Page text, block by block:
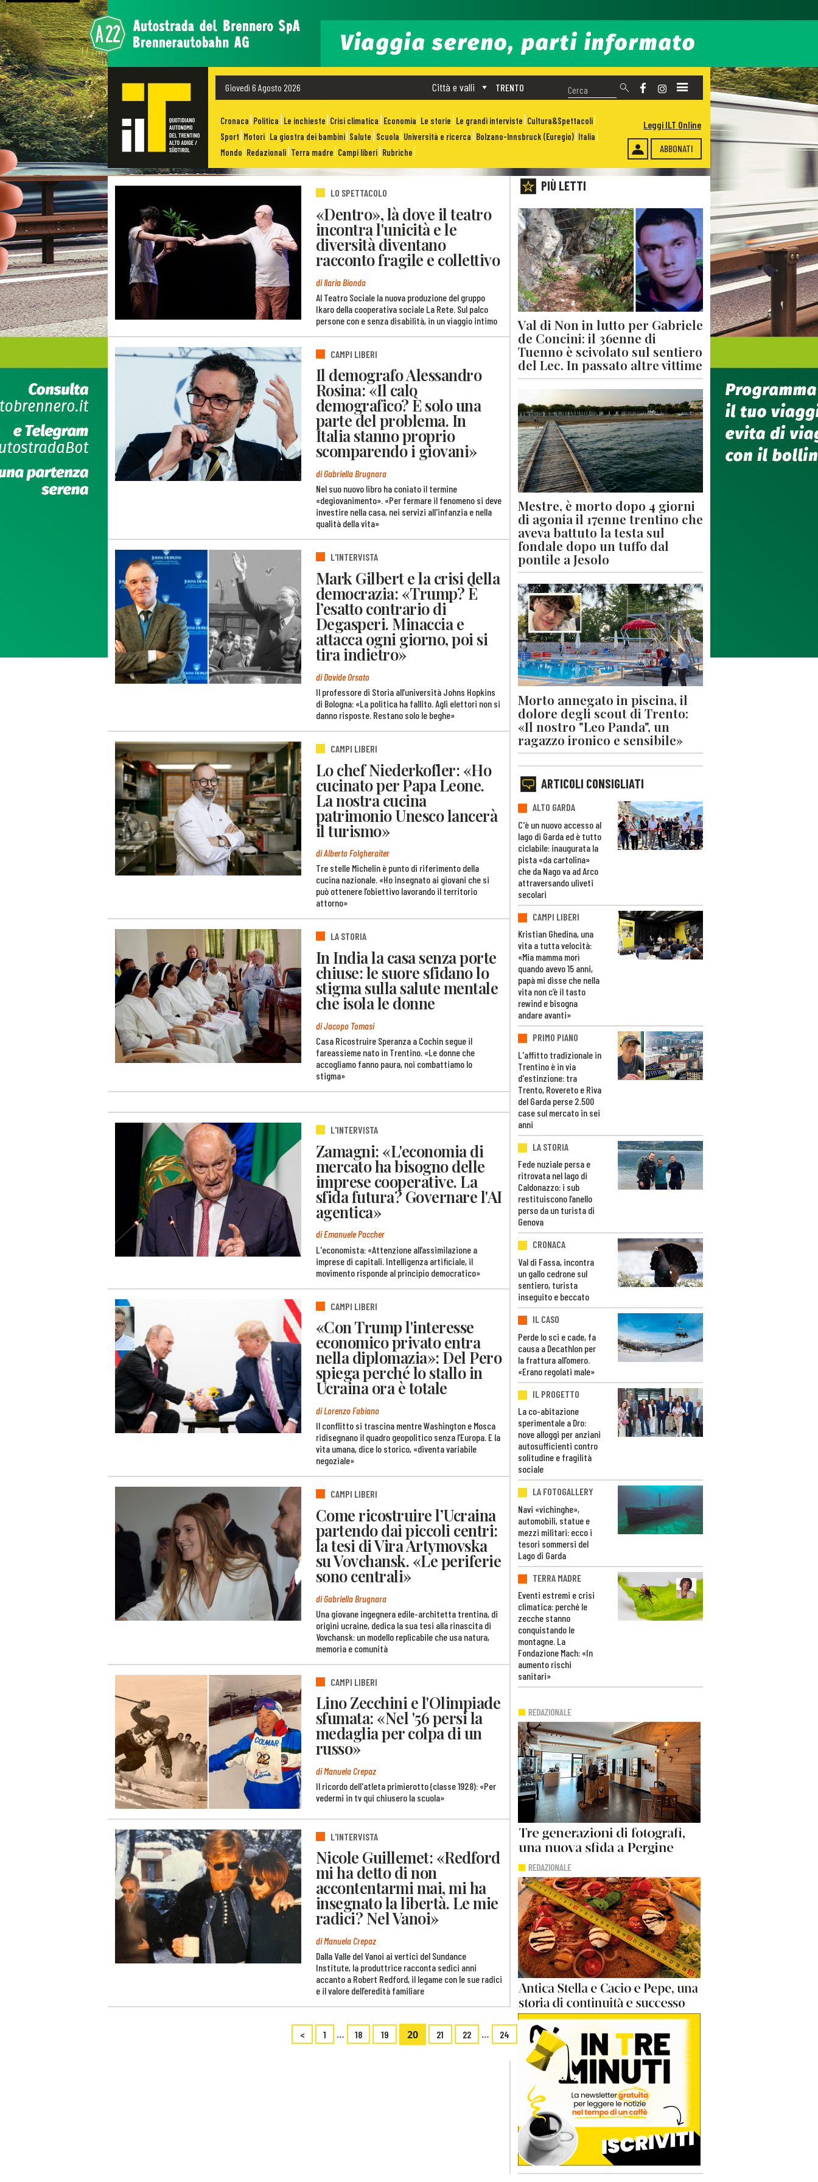
Giovedì 6 Agosto 2026 TRENTO
Città e valli
Cronaca Politica Le inchieste Crisi climatica Economia Le storie Le grandi interviste Cultura&Spettacoli
Sport Motori La giostra dei bambini Salute Scuola Università e ricerca Bolzano-Innsbruck (Euregio) Italia
Mondo Redazionali Terra madre Campi liberi Rubriche ABBONATI
Leggi ILT Online
LO SPETTACOLO
«Dentro», là dove il teatro
incontra l'unicità e le
diversità diventano
racconto fragile e collettivo
di Ilaria Bionda
Al Teatro Sociale la nuova produzione del gruppo
Ikaro della cooperativa sociale La Rete. Sul palco
persone con e senza disabilità, in un viaggio intimo
CAMPI LIBERI
Il demografo Alessandro
Rosina: «Il calo
demografico? È solo una
parte del problema. In
Italia stanno proprio
scomparendo i giovani»
di Gabriella Brugnara
Nel suo nuovo libro ha coniato il termine
«degiovanimento». «Per fermare il fenomeno si deve
investire nella casa, nei servizi all'infanzia e nella
qualità della vita»
L'INTERVISTA
Mark Gilbert e la crisi della
democrazia: «Trump? È
l’esatto contrario di
Degasperi. Minaccia e
attacca ogni giorno, poi si
tira indietro»
di Davide Orsato
Il professore di Storia all’università Johns Hopkins
di Bologna: «La politica ha fallito. Agli elettori non si
danno risposte. Restano solo le beghe»
CAMPI LIBERI
Lo chef Niederkofler: «Ho
cucinato per Papa Leone.
La nostra cucina
patrimonio Unesco lancerà
il turismo»
di Alberto Folgheraiter
Tre stelle Michelin è punto di riferimento della
cucina nazionale. «Ho insegnato ai giovani che si
può ottenere l’obiettivo lavorando il territorio
attorno»
LA STORIA
In India la casa senza porte
chiuse: le suore sfidano lo
stigma sulla salute mentale
che isola le donne
di Jacopo Tomasi
Casa Ricostruire Speranza a Cochin segue il
fareassieme nato in Trentino. «Le donne che
accogliamo fanno paura, noi combattiamo lo
stigma»
L'INTERVISTA
Zamagni: «L'economia di
mercato ha bisogno delle
imprese cooperative. La
sfida futura? Governare l'AI
agentica»
di Emanuele Paccher
L'economista: «Attenzione all’assimilazione a
imprese di capitali. Intelligenza artificiale, il
movimento risponde al principio democratico»
CAMPI LIBERI
«Con Trump l'interesse
economico privato entra
nella diplomazia»: Del Pero
spiega perché lo stallo in
Ucraina ora è totale
di Lorenzo Fabiano
Il conflitto si trascina mentre Washington e Mosca
ridisegnano il quadro geopolitico senza l’Europa. E la
vita umana, dice lo storico, «diventa variabile
negoziale»
CAMPI LIBERI
Come ricostruire l’Ucraina
partendo dai piccoli centri:
la tesi di Vira Artymovska
su Vovchansk. «Le periferie
sono centrali»
di Gabriella Brugnara
Una giovane ingegnera edile-architetta trentina, di
origini ucraine, dedica la sua tesi alla rinascita di
Vovchansk: un modello replicabile che usa natura,
memoria e comunità
CAMPI LIBERI
Lino Zecchini e l'Olimpiade
sfumata: «Nel '56 persi la
medaglia per colpa di un
russo»
di Manuela Crepaz
Il ricordo dell'atleta primierotto (classe 1928): «Per
vedermi in tv qui chiusero la scuola»
L'INTERVISTA
Nicole Guillemet: «Redford
mi ha detto di non
accontentarmi mai, mi ha
insegnato la libertà. Le mie
radici? Nel Vanoi»
di Manuela Crepaz
Dalla Valle del Vanoi ai vertici del Sundance
Institute, la produttrice racconta sedici anni
accanto a Robert Redford, il legame con le sue radici
e il valore dell’eredità familiare
< 1 … 18 19 20 21 22 … 24 >
PIÙ LETTI
Val di Non in lutto per Gabriele
de Concini: il 36enne di
Tuenno è scivolato sul sentiero
del Lec. In passato altre vittime
Mestre, è morto dopo 4 giorni
di agonia il 17enne trentino che
aveva battuto la testa sul
fondale dopo un tuffo dal
pontile a Jesolo
Morto annegato in piscina, il
dolore degli scout di Trento:
«Il nostro "Leo Panda", un
ragazzo ironico e sensibile»
ARTICOLI CONSIGLIATI
ALTO GARDA
C'è un nuovo accesso al
lago di Garda ed è tutto
ciclabile: inaugurata la
pista «da cartolina»
che da Nago va ad Arco
attraversando uliveti
secolari
CAMPI LIBERI
Kristian Ghedina, una
vita a tutta velocità:
«Mia mamma morì
quando avevo 15 anni,
papà mi disse che nella
vita non c’è il tasto
rewind e bisogna
andare avanti»
PRIMO PIANO
L'affitto tradizionale in
Trentino è in via
d'estinzione: tra
Trento, Rovereto e Riva
del Garda perse 2.500
case sul mercato in sei
anni
LA STORIA
Fede nuziale persa e
ritrovata nel lago di
Caldonazzo: i sub
restituiscono l’anello
perso da un turista di
Genova
CRONACA
Val di Fassa, incontra
un gallo cedrone sul
sentiero, turista
inseguito e beccato
IL CASO
Perde lo sci e cade, fa
causa a Decathlon per
la frattura all’omero.
«Erano regolati male»
IL PROGETTO
La co-abitazione
sperimentale a Dro:
nove alloggi per anziani
autosufficienti contro
solitudine e fragilità
sociale
LA FOTOGALLERY
Navi «vichinghe»,
automobili, statue e
mezzi militari: ecco i
tesori sommersi del
Lago di Garda
TERRA MADRE
Eventi estremi e crisi
climatica: perché le
zecche stanno
conquistando le
montagne. La
Fondazione Mach: «In
aumento rischi
sanitari»